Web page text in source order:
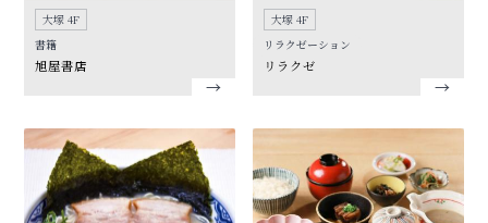
大塚 4F
書籍
旭屋書店
大塚 4F
リラクゼーション
リラクゼ